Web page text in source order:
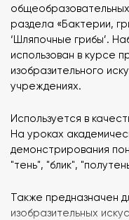
раздела «Бактерии,
‘Шляпочные грибы’.
использован в курсе
изобразительного
учреждениях.
Используется в
На уроках
демонстрирования
"тень", "блик",
Также предназначен
изобразительных